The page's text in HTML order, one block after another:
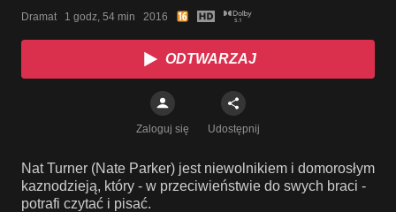
Dramat   1 godz, 54 min   2016
ODTWARZAJ
Zaloguj się Udostępnij
Nat Turner (Nate Parker) jest niewolnikiem i domorosłym
kaznodzieją, który - w przeciwieństwie do swych braci -
potrafi czytać i pisać.